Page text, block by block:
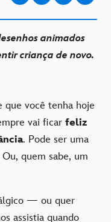
animados
criança de novo.
que você tenha hoje
vai ficar feliz
. Pode ser uma
quem sabe, um
— ou quer
assistia quando